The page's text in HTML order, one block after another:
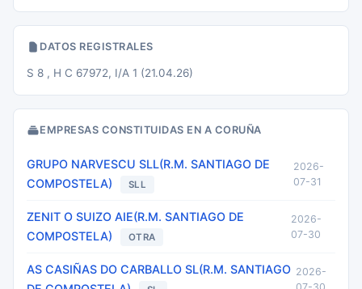
DATOS REGISTRALES
S 8 , H C 67972, I/A 1 (21.04.26)
EMPRESAS CONSTITUIDAS EN A CORUÑA
GRUPO NARVESCU SLL(R.M. SANTIAGO DE
COMPOSTELA)
SLL
2026-
07-31
ZENIT O SUIZO AIE(R.M. SANTIAGO DE
COMPOSTELA)
OTRA
2026-
07-30
AS CASIÑAS DO CARBALLO SL(R.M. SANTIAGO 2026-